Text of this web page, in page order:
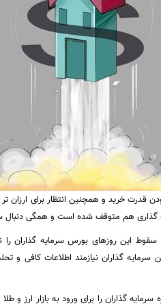
قدرت خرید و همچنین انتظار برای
گذاری هم متوقف شده است و همگی دنبال
این روزهای بورس سرمایه گذاران را
گذاران نیازمند اطلاعات کافی و
التهابات ارزی، انگیزه سرمایه گذاران را برای ورود به